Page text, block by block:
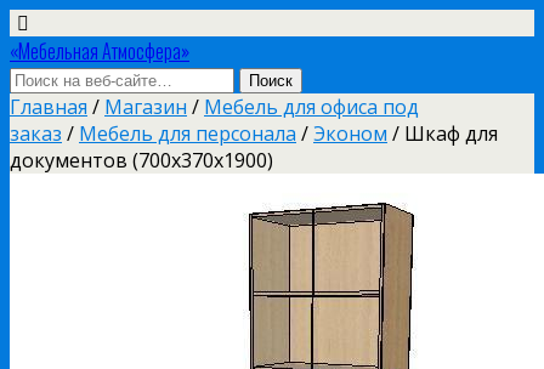
«Мебельная Атмосфера»
Главная / Магазин / Мебель для офиса под
заказ / Мебель для персонала /Эконом / Шкаф для
документов (700х370х1900)